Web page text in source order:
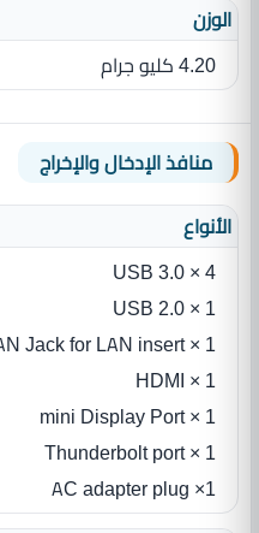
الوزن
4.20 كليو جرام
منافذ الإدخال والإخراج
الأنواع
4 × USB 3.0
1 × USB 2.0
1 × RJ45 LAN Jack for LAN insert
1 × HDMI
1 × mini Display Port
1 × Thunderbolt port
1× AC adapter plug